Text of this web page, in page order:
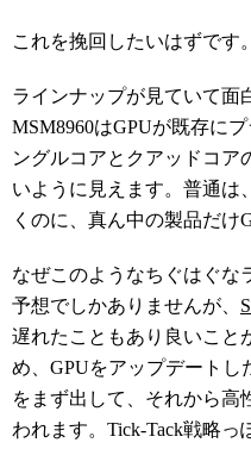
これを挽回したいはずです。
ラインナップが見ていて面
MSM8960はGPUが既存に
ングルコアとクアッドコア
いように見えます。普通は
くのに、真ん中の製品だけ
なぜこのようなちぐはぐな
予想でしかありませんが、
遅れたこともあり良いこと
め、GPUをアップデートし
をまず出して、それから高
われます。Tick-Tack戦略っ